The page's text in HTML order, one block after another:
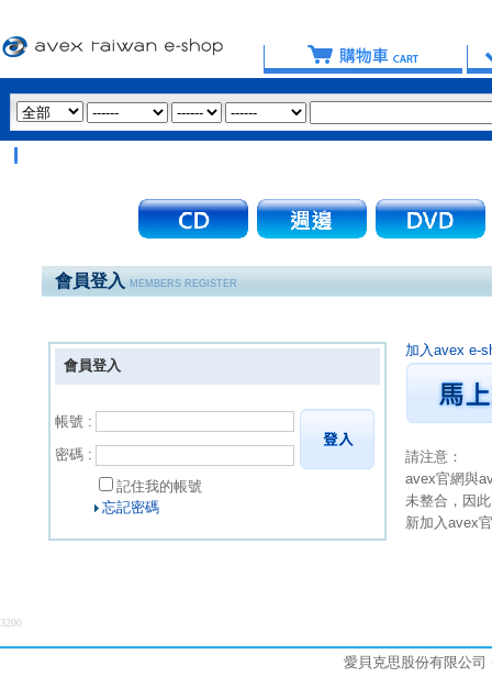
會員登入MEMBERS REGISTER
會員登入
帳號 :
密碼 :
記住我的帳號
忘記密碼
加入avex e-
請注意：
avex官網與
未整合，因
新加入avex
3200
愛貝克思股份有限公